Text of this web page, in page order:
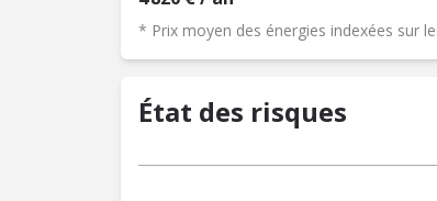
* Prix moyen des énergies indexées sur
État des risques